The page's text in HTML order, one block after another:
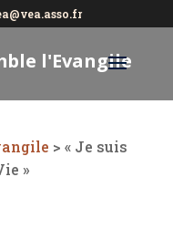
l'Evangile
> « Je suis
»